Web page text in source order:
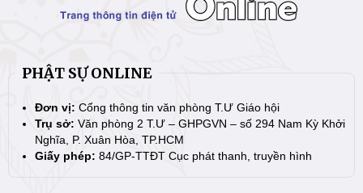
PHẬT SỰ ONLINE
Đơn vị: Cổng thông tin văn phòng T.Ư Giáo hội
Trụ sở: Văn phòng 2 T.Ư – GHPGVN – số 294 Nam Kỳ Khởi
Nghĩa, P. Xuân Hòa, TP.HCM
Giấy phép: 84/GP-TTĐT Cục phát thanh, truyền hình